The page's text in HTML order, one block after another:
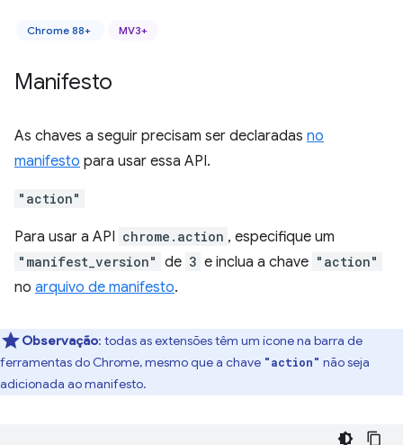
Chrome 88+ MV3+
Manifesto
As chaves a seguir precisam ser declaradas no
manifesto para usar essa API.
"action"
Para usar a API chrome.action , especifique um
"manifest_version" de 3 e inclua a chave "action"
no arquivo de manifesto.
Observação: todas as extensões têm um ícone na barra de
ferramentas do Chrome, mesmo que a chave "action" não seja
adicionada ao manifesto.